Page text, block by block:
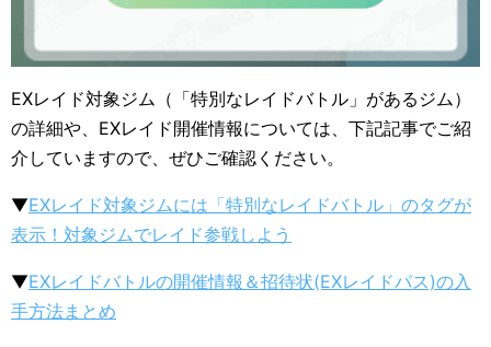
EXレイド対象ジム（「特別なレイドバトル」があるジム）
の詳細や、EXレイド開催情報については、下記記事でご紹
介していますので、ぜひご確認ください。
▼EXレイド対象ジムには「特別なレイドバトル」のタグが
表示！対象ジムでレイド参戦しよう
▼EXレイドバトルの開催情報＆招待状(EXレイドパス)の入
手方法まとめ